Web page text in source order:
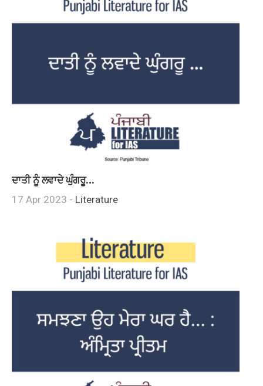
ਦਾਤੀ ਨੂੰ ਲਵਾਦੇ ਘੁੰਗਰੂ…
17 Apr 2023 - Literature